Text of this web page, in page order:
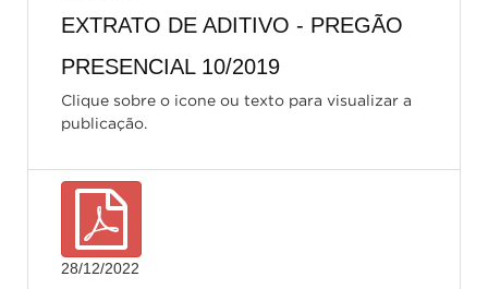
EXTRATO DE ADITIVO - PREGÃO
PRESENCIAL 10/2019
Clique sobre o icone ou texto para visualizar a
publicação.
28/12/2022